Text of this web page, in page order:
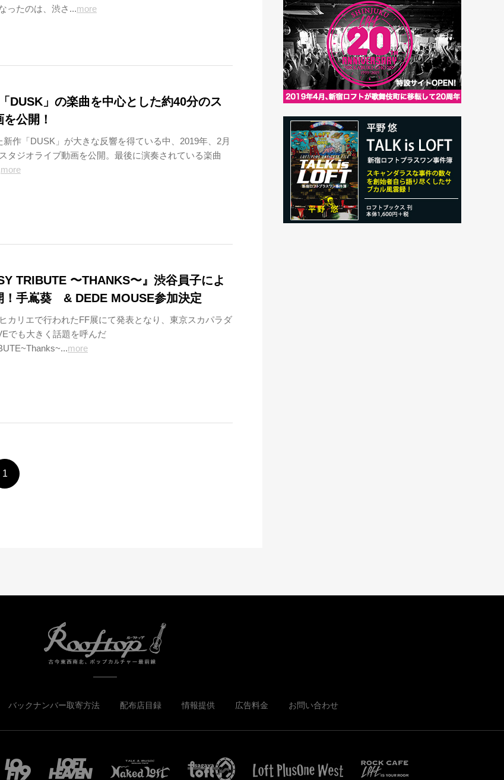
ったのは、渋さ...more
DUSK」の楽曲を中心とした約40分のス
公開！
作「DUSK」が大きな反響を得ている中、2019年、2月
タジオライブ動画を公開。最後に演奏されている楽曲
more
TRIBUTE 〜THANKS〜』渋谷員子によ
！手嶌葵 & DEDE MOUSE参加決定
カリエで行われたFF展にて発表となり、東京スカパラダ
でも大きく話題を呼んだ
more
1
バックナンバー取寄方法 配布店目録 情報提供 広告料金 お問い合わせ